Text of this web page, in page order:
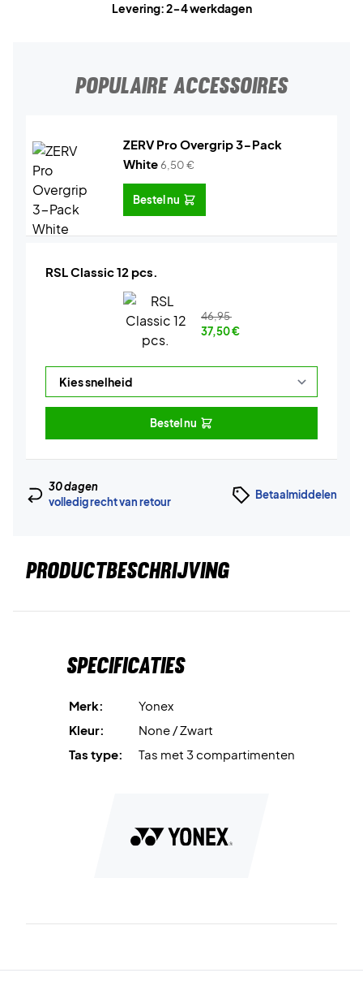
Levering: 2-4 werkdagen
POPULAIRE ACCESSOIRES
ZERV Pro Overgrip 3-Pack
White6,50€
Bestel nu
RSL Classic 12 pcs.
46,95
37,50€
Bestel nu
30 dagen
volledig recht van retour
Betaalmiddelen
PRODUCTBESCHRIJVING
Specificaties
Merk:
Yonex
Kleur:
None / Zwart
Tas type:
Tas met 3 compartimenten